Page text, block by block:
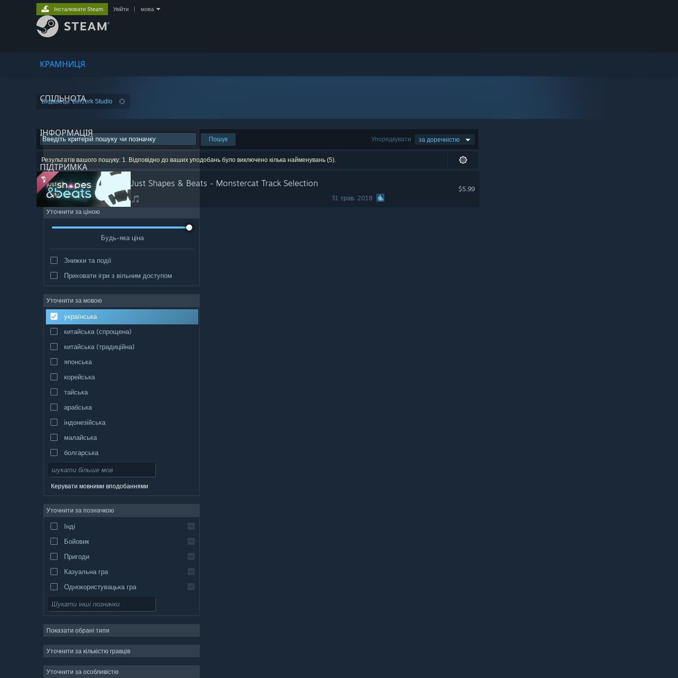
КРАМНИЦЯ
СПІЛЬНОТА
ІНФОРМАЦІЯ
ПІДТРИМКА
Інсталювати Steam Увійти мова
Видавець: Berzerk Studio
Упорядкувати за доречністю
Пошук
Результатів вашого пошуку: 1. Відповідно до ваших уподобань було виключено кілька найменувань (5).
Just Shapes & Beats - Monstercat Track Selection
31 трав. 2018
$5.99
Уточнити за ціною
Будь-яка ціна
Знижки та події
Приховати ігри з вільним доступом
Уточнити за мовою
українська
китайська (спрощена)
китайська (традиційна)
японська
корейська
тайська
арабська
індонезійська
малайська
болгарська
чеська
англійська
іспанська (Іспанія)
іспанська (Латинська Америка)
Керувати мовними вподобаннями
Уточнити за позначкою
Інді
Бойовик
Пригоди
Казуальна гра
Однокористувацька гра
Симулятор
Стратегія
Двовимірність
Показати обрані типи
Уточнити за кількістю гравців
Уточнити за особливістю